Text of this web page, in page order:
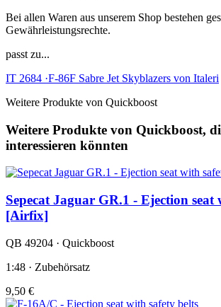
Bei allen Waren aus unserem Shop bestehen
Gewährleistungsrechte.
passt zu...
IT 2684 ·F-86F Sabre Jet Skyblazers von Italeri
Weitere Produkte von Quickboost
Weitere Produkte von Quickboost,
interessieren könnten
Sepecat Jaguar GR.1 - Ejection seat
[Airfix]
QB 49204 · Quickboost
1:48 · Zubehörsatz
9,50 €